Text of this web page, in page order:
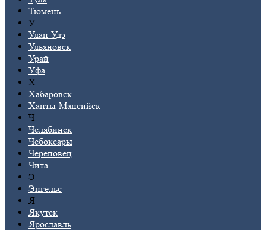
Тюмень
У
Улан-Удэ
Ульяновск
Урай
Уфа
Х
Хабаровск
Ханты-Мансийск
Ч
Челябинск
Чебоксары
Череповец
Чита
Э
Энгельс
Я
Якутск
Ярославль